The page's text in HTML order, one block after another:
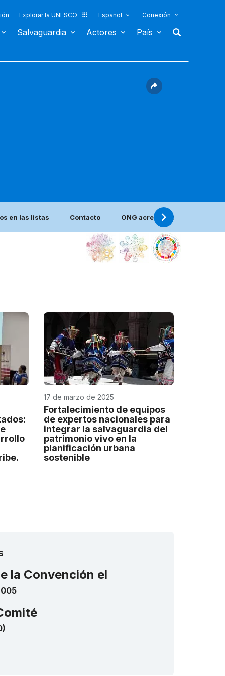
Explorar la UNESCO Español Conexión
Salvaguardia Actores País
en las listas Contacto ONG acreditadas que se
17 de marzo de 2025
Fortalecimiento de equipos
de expertos nacionales para
integrar la salvaguardia del
patrimonio vivo en la
planificación urbana
sostenible
la Convención el